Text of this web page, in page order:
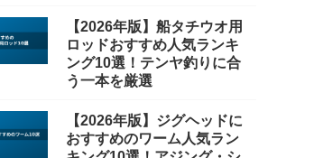
【2026年版】船タチウオ用
ロッドおすすめ人気ランキ
ング10選！テンヤ釣りに合
う一本を厳選
【2026年版】ジグヘッドに
おすすめのワーム人気ラン